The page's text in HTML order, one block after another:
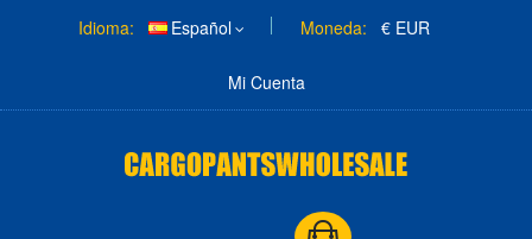
Idioma: Español Moneda: € EUR
Mi Cuenta